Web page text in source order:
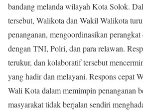
bandang melanda wilayah Kota Solok.
tersebut, Walikota dan Wakil Walikota
penanganan, mengoordinasikan perangkat
dengan TNI, Polri, dan para relawan.
terukur, dan kolaboratif tersebut
yang hadir dan melayani. Respons cepat
Wali Kota dalam memimpin penanganan
masyarakat tidak berjalan sendiri